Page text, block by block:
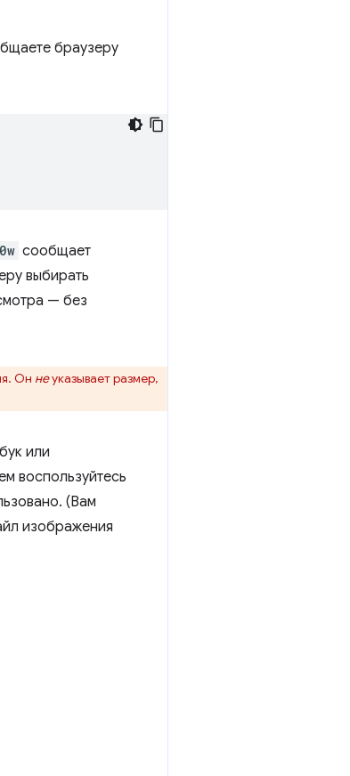
браузеру
сообщает
выбирать
— без
Он неуказывает размер,
или
воспользуйтесь
(Вам
изображения